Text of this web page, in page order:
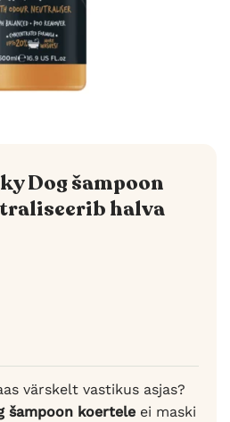
Dog šampoon
halva
värskelt vastikus asjas?
šampoon koertele ei maski